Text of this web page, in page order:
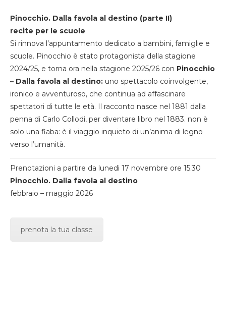
Pinocchio. Dalla favola al destino (parte II)
recite per le scuole
Si rinnova l’appuntamento dedicato a bambini, famiglie e
scuole. Pinocchio è stato protagonista della stagione
2024/25, e torna ora nella stagione 2025/26 con Pinocchio
– Dalla favola al destino: uno spettacolo coinvolgente,
ironico e avventuroso, che continua ad affascinare
spettatori di tutte le età. Il racconto nasce nel 1881 dalla
penna di Carlo Collodi, per diventare libro nel 1883. non è
solo una fiaba: è il viaggio inquieto di un’anima di legno
verso l’umanità.
Prenotazioni a partire da lunedi 17 novembre ore 15.30
Pinocchio. Dalla favola al destino
febbraio – maggio 2026
prenota la tua classe